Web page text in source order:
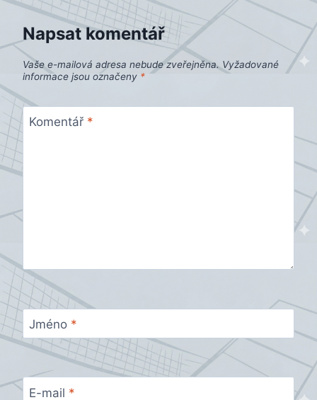
Napsat komentář
Vaše e-mailová adresa nebude zveřejněna. Vyžadované
informace jsou označeny *
Komentář *
Jméno *
E-mail *